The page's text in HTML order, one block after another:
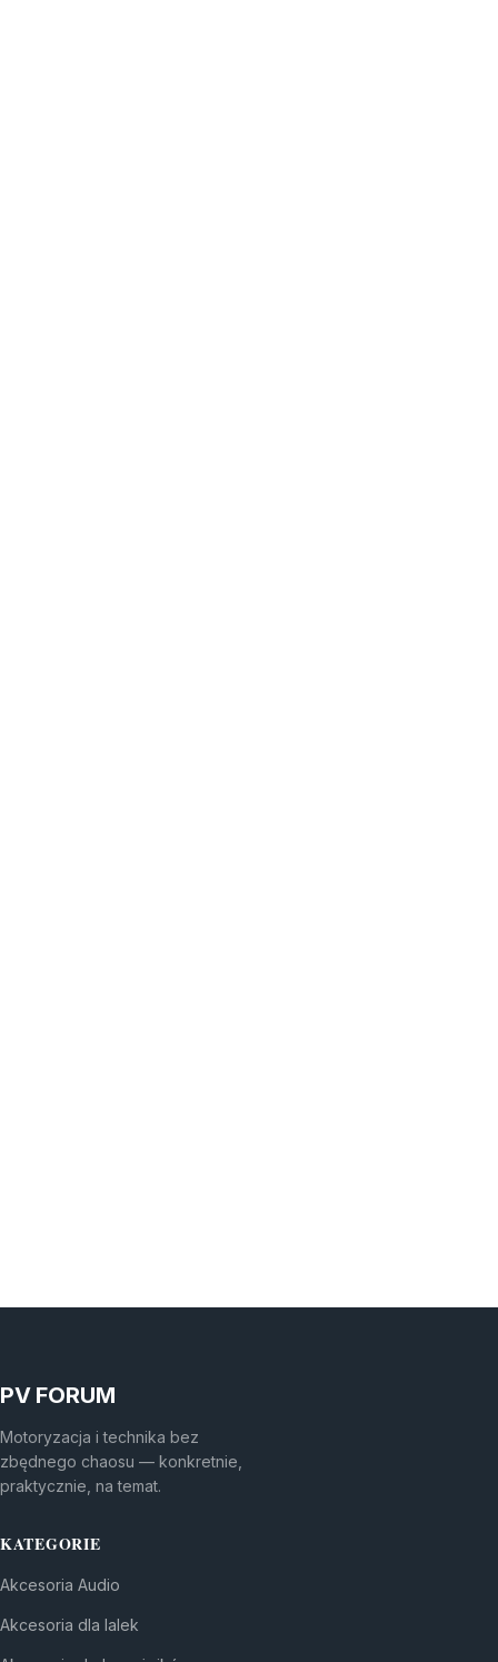
PV FORUM
Motoryzacja i technika bez
zbędnego chaosu — konkretnie,
praktycznie, na temat.
KATEGORIE
Akcesoria Audio
Akcesoria dla lalek